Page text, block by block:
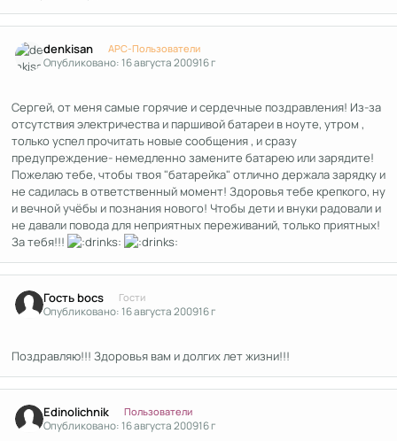
denkisan APC-Пользователи
Опубликовано:16 августа 200916 г
Сергей, от меня самые горячие и сердечные поздравления! Из-за
отсутствия электричества и паршивой батареи в ноуте, утром ,
только успел прочитать новые сообщения , и сразу
предупреждение- немедленно замените батарею или зарядите!
Пожелаю тебе, чтобы твоя "батарейка" отлично держала зарядку и
не садилась в ответственный момент! Здоровья тебе крепкого, ну
и вечной учёбы и познания нового! Чтобы дети и внуки радовали и
не давали повода для неприятных переживаний, только приятных!
За тебя!!!
Гость bocs Гости
Опубликовано:16 августа 200916 г
Поздравляю!!! Здоровья вам и долгих лет жизни!!!
Edinolichnik Пользователи
Опубликовано:16 августа 200916 г